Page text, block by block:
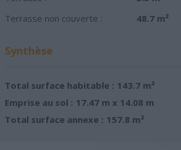
Terrasse non couverte :
48.7 m²
Synthèse
Total surface habitable : 143.7 m²
Emprise au sol : 17.47 m x 14.08 m
Total surface annexe : 157.8 m²